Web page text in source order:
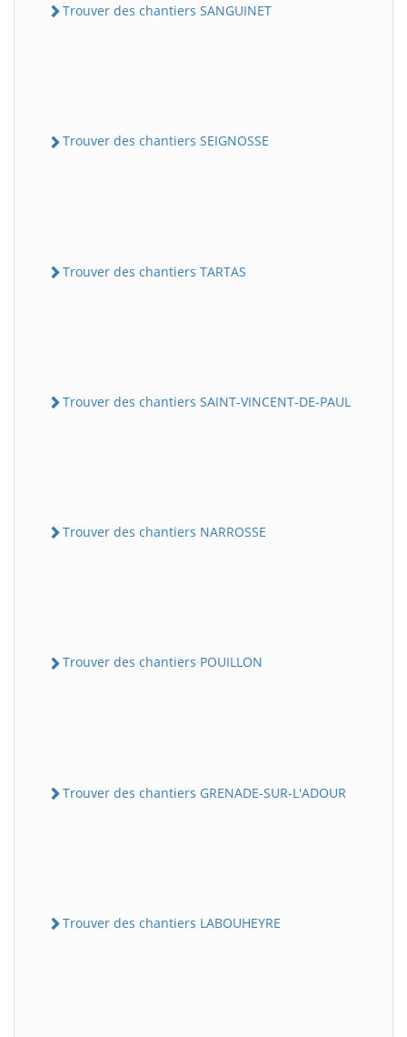
Trouver des chantiers SANGUINET
Trouver des chantiers SEIGNOSSE
Trouver des chantiers TARTAS
Trouver des chantiers SAINT-VINCENT-DE-PAUL
Trouver des chantiers NARROSSE
Trouver des chantiers POUILLON
Trouver des chantiers GRENADE-SUR-L'ADOUR
Trouver des chantiers LABOUHEYRE